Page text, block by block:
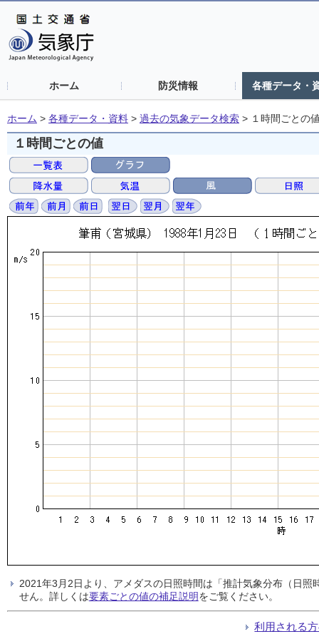
ホーム 防災情報 各種データ・
ホーム > 各種データ・資料 > 過去の気象データ検索 > １時間ごとの
１時間ごとの値
2021年3月2日より、アメダスの日照時間は「推計気象分布（日
せん。詳しくは要素ごとの値の補足説明をご覧ください。
利用される